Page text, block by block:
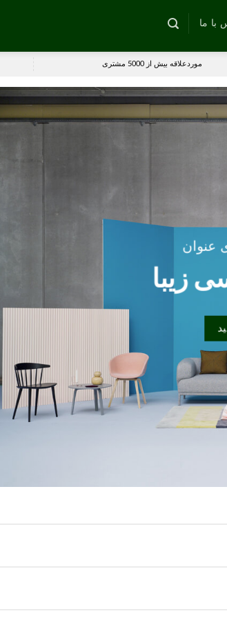
با ما
موردعلاقه بیش از 5000 مشتری
عنوان
زیبا